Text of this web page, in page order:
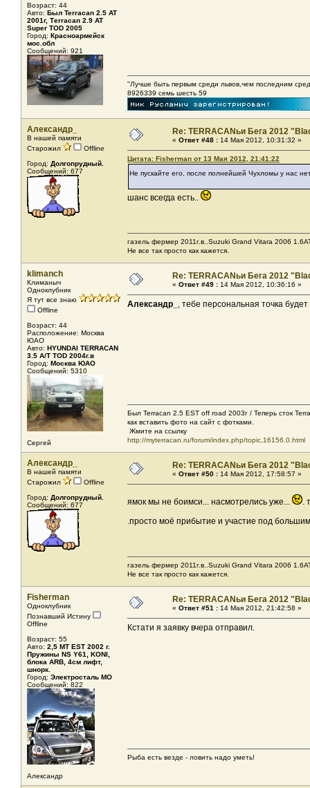
Возраст: 44
Авто: Был Terraсan 2.5 AT
2001г, Тerrаcan 2.9 AT
Super TOD 2005
Город: Красноармейск
мос.обл
Сообщений: 921
"Лучше быть первым среди львов,чем последним
8926339 семь шесть 59
Александр_
В нашей памяти
Старожил
Offline
Город: Долгопрудный.
Сообщений: 677
Re: TERRACANьи Бега 2012
« Ответ #48 : 14 Мая 2012, 10:31:32 »
Цитата: Fisherman от 13 Мая 2012, 21:41:22
Не пускайте его, после полнейшей Чухломы у нас
шанс всегда есть..
газель фермер 2011г.в..Suzuki Grand Vitara 2006
Не все так просто как кажется.
klimanch
Климаныч
Одноклубник
Я тут все знаю
Offline
Возраст: 44
Расположение: Москва
ЮАО
Авто: HYUNDAI TERRACAN
3.5 A/T TOD 2004г.в
Город: Москва ЮАО
Сообщений: 5310
Сергей
Re: TERRACANьи Бега 2012
« Ответ #49 : 14 Мая 2012, 10:36:16 »
Александр_ , тебе персональная точка
Был Terracan 2.5 EST off road 2003г / Теперь сток
как вставить фото на сайт с фотками.
Жмите на ссылку
http://myterracan.ru/forum/index.php/topic,16156.0.html
Александр_
В нашей памяти
Старожил
Offline
Город: Долгопрудный.
Сообщений: 677
Re: TERRACANьи Бега 2012
« Ответ #50 : 14 Мая 2012, 17:58:57 »
ямок мы не боимси... насмотрелись уже...
.
.просто моё прибытие и участие под
газель фермер 2011г.в..Suzuki Grand Vitara 2006
Не все так просто как кажется.
Fisherman
Одноклубник
Познавший Истину
Offline
Возраст: 55
Авто: 2,5 MT EST 2002 г.
Пружины NS Y61, KONI,
блока ARB, 4см лифт,
шнорк.
Город: Электросталь МО
Сообщений: 822
Александр
Re: TERRACANьи Бега 2012
« Ответ #51 : 14 Мая 2012, 21:42:58 »
Кстати я заявку вчера отправил.
Рыба есть везде - ловить надо уметь!